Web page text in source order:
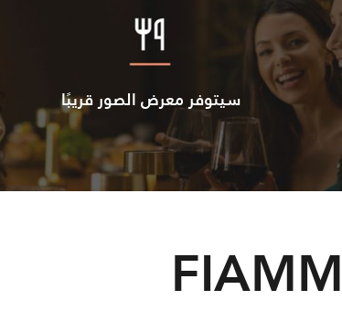
سيتوفر معرض الصور قريبًا